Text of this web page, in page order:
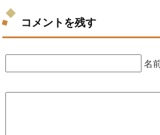
コメントを残す
名